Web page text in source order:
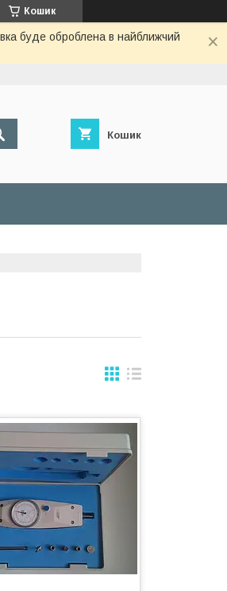
Кошик
буде оброблена в найближчий
Кошик